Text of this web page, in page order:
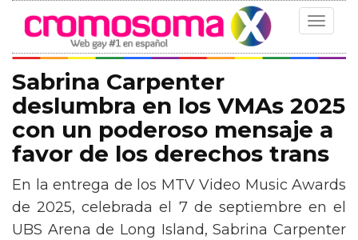
Toggle
Sabrina Carpenter
deslumbra en los VMAs 2025
con un poderoso mensaje a
favor de los derechos trans
En la entrega de los MTV Video Music Awards
de 2025, celebrada el 7 de septiembre en el
UBS Arena de Long Island, Sabrina Carpenter